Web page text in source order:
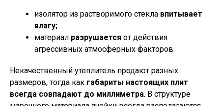
изолятор из растворимого стекла впитывает
влагу;
материал разрушается от действия
агрессивных атмосферных факторов.
Некачественный утеплитель продают разных
размеров, тогда как габариты настоящих плит
всегда совпадают до миллиметра. В структуре